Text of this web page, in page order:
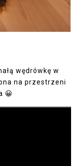
wędrówkę w
na przestrzeni
😀